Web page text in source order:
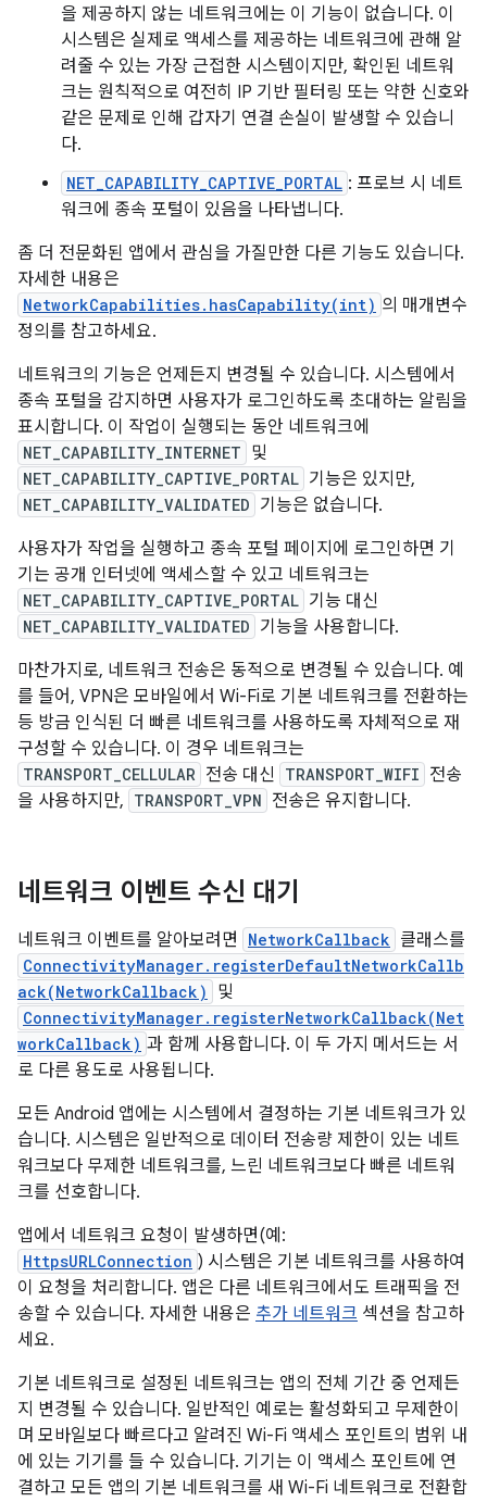
을 제공하지 않는 네트워크에는 이 기능이 없습니다. 이
시스템은 실제로 액세스를 제공하는 네트워크에 관해 알
려줄 수 있는 가장 근접한 시스템이지만, 확인된 네트워
크는 원칙적으로 여전히 IP 기반 필터링 또는 약한 신호와
같은 문제로 인해 갑자기 연결 손실이 발생할 수 있습니
다.
NET_CAPABILITY_CAPTIVE_PORTAL : 프로브 시 네트
워크에 종속 포털이 있음을 나타냅니다.
좀 더 전문화된 앱에서 관심을 가질만한 다른 기능도 있습니다.
자세한 내용은
NetworkCapabilities.hasCapability(int) 의 매개변수
정의를 참고하세요.
네트워크의 기능은 언제든지 변경될 수 있습니다. 시스템에서
종속 포털을 감지하면 사용자가 로그인하도록 초대하는 알림을
표시합니다. 이 작업이 실행되는 동안 네트워크에
NET_CAPABILITY_INTERNET 및
NET_CAPABILITY_CAPTIVE_PORTAL 기능은 있지만,
NET_CAPABILITY_VALIDATED 기능은 없습니다.
사용자가 작업을 실행하고 종속 포털 페이지에 로그인하면 기
기는 공개 인터넷에 액세스할 수 있고 네트워크는
NET_CAPABILITY_CAPTIVE_PORTAL 기능 대신
NET_CAPABILITY_VALIDATED 기능을 사용합니다.
마찬가지로, 네트워크 전송은 동적으로 변경될 수 있습니다. 예
를 들어, VPN은 모바일에서 Wi-Fi로 기본 네트워크를 전환하는
등 방금 인식된 더 빠른 네트워크를 사용하도록 자체적으로 재
구성할 수 있습니다. 이 경우 네트워크는
TRANSPORT_CELLULAR 전송 대신 TRANSPORT_WIFI 전송
을 사용하지만, TRANSPORT_VPN 전송은 유지합니다.
네트워크 이벤트 수신 대기
네트워크 이벤트를 알아보려면 NetworkCallback 클래스를
ConnectivityManager.registerDefaultNetworkCallb
ack(NetworkCallback)
및
ConnectivityManager.registerNetworkCallback(Net
workCallback) 과 함께 사용합니다. 이 두 가지 메서드는 서
로 다른 용도로 사용됩니다.
모든 Android 앱에는 시스템에서 결정하는 기본 네트워크가 있
습니다. 시스템은 일반적으로 데이터 전송량 제한이 있는 네트
워크보다 무제한 네트워크를, 느린 네트워크보다 빠른 네트워
크를 선호합니다.
앱에서 네트워크 요청이 발생하면(예:
HttpsURLConnection ) 시스템은 기본 네트워크를 사용하여
이 요청을 처리합니다. 앱은 다른 네트워크에서도 트래픽을 전
송할 수 있습니다. 자세한 내용은 추가 네트워크 섹션을 참고하
세요.
기본 네트워크로 설정된 네트워크는 앱의 전체 기간 중 언제든
지 변경될 수 있습니다. 일반적인 예로는 활성화되고 무제한이
며 모바일보다 빠르다고 알려진 Wi-Fi 액세스 포인트의 범위 내
에 있는 기기를 들 수 있습니다. 기기는 이 액세스 포인트에 연
결하고 모든 앱의 기본 네트워크를 새 Wi-Fi 네트워크로 전환합